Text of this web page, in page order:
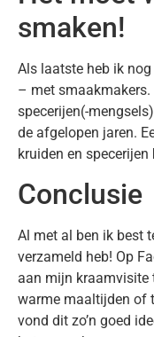
smaken!
Als laatste heb ik
– met
specerijen(-
de afgelopen jaren.
kruiden en specerijen
Conclusie
Al met al ben ik best
verzameld heb! Op
aan mijn kraamvisite
warme maaltijden of
vond dit zo’n goed